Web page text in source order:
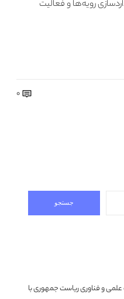
رویه‌ها و فعالیت
0
جستجو
و فناوری ریاست جمهوری با